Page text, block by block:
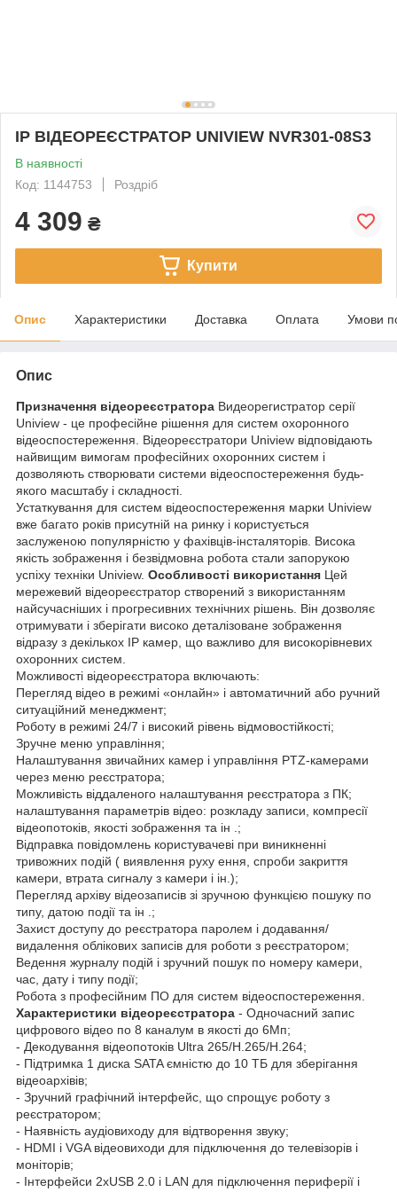
IP ВІДЕОРЕЄСТРАТОР UNIVIEW NVR301-08S3
В наявності
Код: 1144753
Роздріб
4 309 ₴
Купити
Опис Характеристики Доставка Оплата Умови
Опис
Призначення відеореєстратора Видеорегистратор серії
Uniview - це професійне рішення для систем охоронного
відеоспостереження. Відеореєстратори Uniview відповідають
найвищим вимогам професійних охоронних систем і
дозволяють створювати системи відеоспостереження будь-
якого масштабу і складності.
Устаткування для систем відеоспостереження марки Uniview
вже багато років присутній на ринку і користується
заслуженою популярністю у фахівців-інсталяторів. Висока
якість зображення і безвідмовна робота стали запорукою
успіху техніки Uniview. Особливості використання Цей
мережевий відеореєстратор створений з використанням
найсучасніших і прогресивних технічних рішень. Він дозволяє
отримувати і зберігати високо деталізоване зображення
відразу з декількох IP камер, що важливо для високорівневих
охоронних систем.
Можливості відеореєстратора включають:
Перегляд відео в режимі «онлайн» і автоматичний або ручний
ситуаційний менеджмент;
Роботу в режимі 24/7 і високий рівень відмовостійкості;
Зручне меню управління;
Налаштування звичайних камер і управління PTZ-камерами
через меню реєстратора;
Можливість віддаленого налаштування реєстратора з ПК;
налаштування параметрів відео: розкладу записи, компресії
відеопотоків, якості зображення та ін .;
Відправка повідомлень користувачеві при виникненні
тривожних подій ( виявлення руху ення, спроби закриття
камери, втрата сигналу з камери і ін.);
Перегляд архіву відеозаписів зі зручною функцією пошуку по
типу, датою події та ін .;
Захист доступу до реєстратора паролем і додавання/
видалення облікових записів для роботи з реєстратором;
Ведення журналу подій і зручний пошук по номеру камери,
час, дату і типу події;
Робота з професійним ПО для систем відеоспостереження.
Характеристики відеореєстратора - Одночасний запис
цифрового відео по 8 каналум в якості до 6Мп;
- Декодування відеопотоків Ultra 265/H.265/H.264;
- Підтримка 1 диска SATA ємністю до 10 ТБ для зберігання
відеоархівів;
- Зручний графічний інтерфейс, що спрощує роботу з
реєстратором;
- Наявність аудіовиходу для відтворення звуку;
- HDMI і VGA відеовиходи для підключення до телевізорів і
моніторів;
- Інтерфейси 2хUSB 2.0 і LAN для підключення периферії і